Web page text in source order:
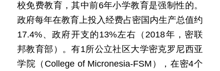
校免费教育，其中前6年小学教育是强制性的。
政府每年在教育上投入经费占密国内生产总值约
17.4%、政府开支的13%左右（2018年，密联
邦教育部）。有1所公立社区大学密克罗尼西亚
学院（College of Micronesia-FSM），在密4个